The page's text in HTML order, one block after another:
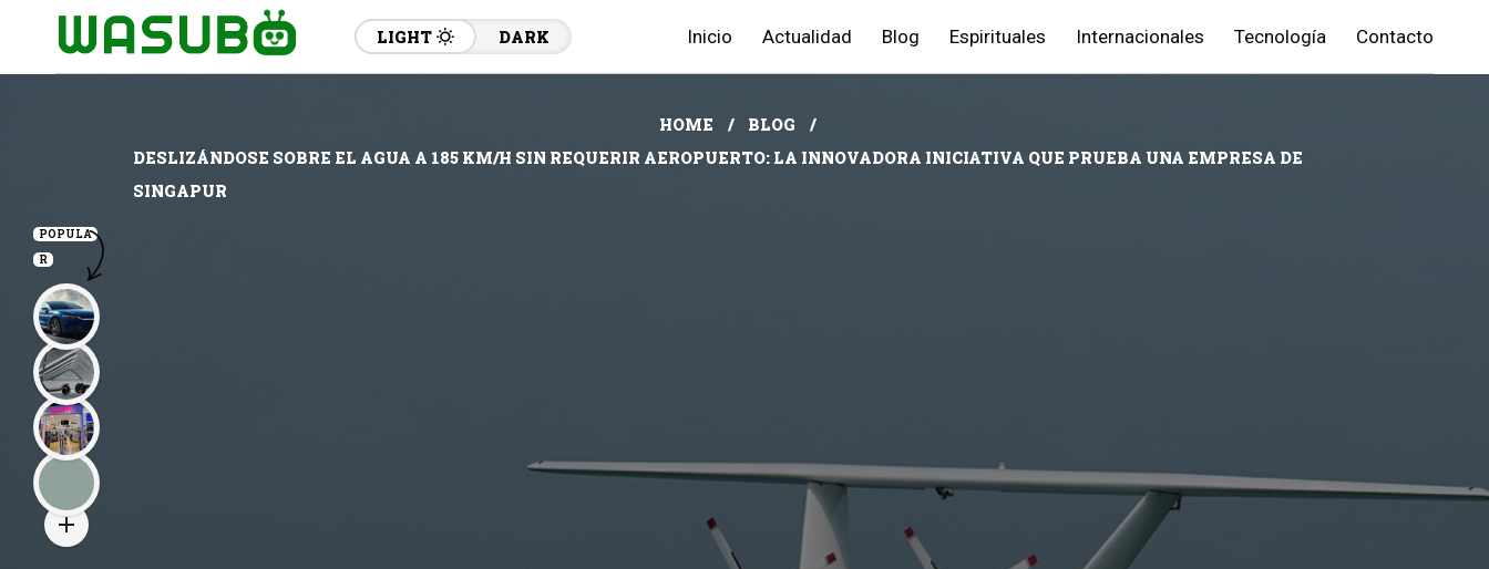
LIGHT DARK Inicio Actualidad Blog Espirituales Internacionales Tecnología Contacto
HOME
BLOG
DESLIZÁNDOSE SOBRE EL AGUA A 185 KM/H SIN REQUERIR AEROPUERTO: LA INNOVADORA INICIATIVA QUE PRUEBA UNA EMPRESA DE
SINGAPUR
POPULA
R